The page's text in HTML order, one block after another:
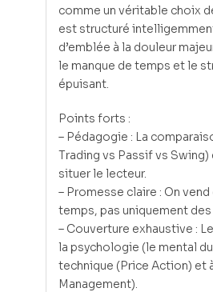
comme un véritable choix
est structuré
d’emblée à la douleur
le manque de temps et le
épuisant.
Points forts :
– Pédagogie : La
Trading vs Passif vs
situer le lecteur.
– Promesse claire : On
temps, pas uniquement des
– Couverture exhaustive :
la psychologie (le mental
technique (Price Action) et
Management).